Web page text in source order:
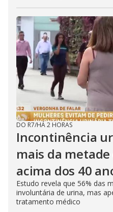
DO R7/HÁ 2 HORAS
Incontinência
mais da
acima dos 40
Estudo revela que 56% das
involuntária de urina, mas
tratamento médico